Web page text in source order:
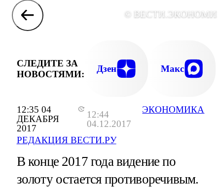
12:35 04
ДЕКАБРЯ
2017
12:44
04.12.2017
РЕДАКЦИЯ ВЕСТИ.РУ
ЭКОНОМИКА
©
СЛЕДИТЕ ЗА
НОВОСТЯМИ:
Дзен Макс
В конце 2017 года видение по
золоту остается противоречивым.